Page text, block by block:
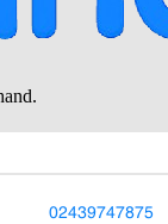
02439747875